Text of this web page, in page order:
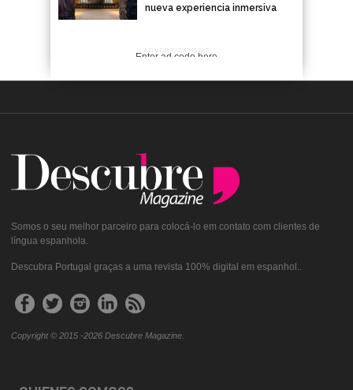
nueva experiencia inmersiva
ADVERTISEMENT
Enter ad code here
Somos o seu melhor parceiro para colocá-lo em contato com clientes de
língua espanhola.
Descubra Portugal graças a uma revista 100% digital em espanhol..
Copyright © 2015 -2026 Descubre Magazine.